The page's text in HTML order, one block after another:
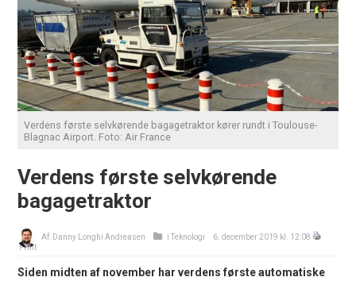
Verdens første selvkørende bagagetraktor kører rundt i Toulouse-
Blagnac Airport. Foto: Air France
Verdens første selvkørende
bagagetraktor
Af: Danny Longhi Andreasen iTeknologi
6. december 2019 kl. 12:08
Print
Siden midten af november har verdens første automatiske